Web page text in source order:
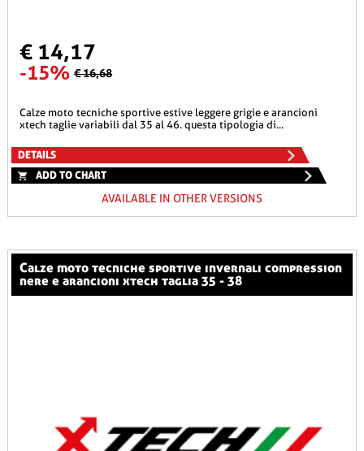
€ 14,17
-15% € 16,68
calze moto tecniche sportive estive leggere grigie e arancioni
xtech taglie variabili dal 35 al 46. questa tipologia di...
DETAILS
ADD TO CHART
AVAILABLE IN OTHER VERSIONS
calze moto tecniche sportive invernali compression
nere e arancioni xtech taglia 35 - 38